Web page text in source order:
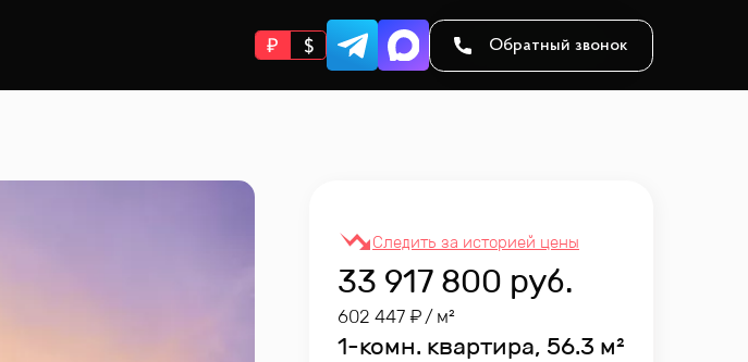
Обратный звонок
33 917 800 руб.
602 447 / м²
1-комн. квартира, 56.3 м²